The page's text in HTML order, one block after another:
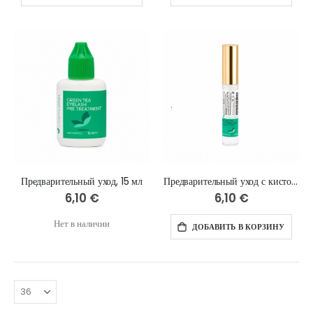
Предварительный уход, 15 мл
6,10 €
Нет в наличии
Предварительный уход с кисточкой, 10 мл
6,10 €
ДОБАВИТЬ В КОРЗИНУ